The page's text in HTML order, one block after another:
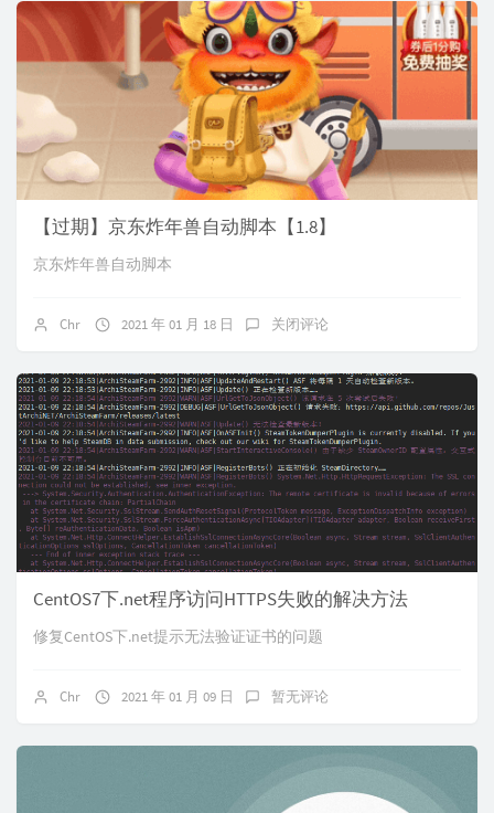
【过期】京东炸年兽自动脚本【1.8】
京东炸年兽自动脚本
Chr 2021 年 01 月 18 日 关闭评论
CentOS7下.net程序访问HTTPS失败的解决方法
修复CentOS下.net提示无法验证证书的问题
Chr 2021 年 01 月 09 日 暂无评论